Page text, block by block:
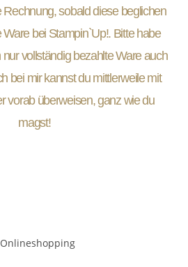
Rechnung, sobald diese beglichen
Ware bei Stampin`Up!. Bitte habe
vollständig bezahlte Ware auch
bei mir kannst du mittlerweile mit
vorab überweisen, ganz wie du
magst!